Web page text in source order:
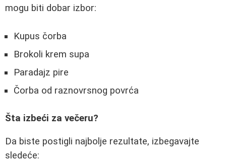
mogu biti dobar izbor:
Kupus čorba
Brokoli krem supa
Paradajz pire
Čorba od raznovrsnog povrća
Šta izbeći za večeru?
Da biste postigli najbolje rezultate, izbegavajte
sledeće: